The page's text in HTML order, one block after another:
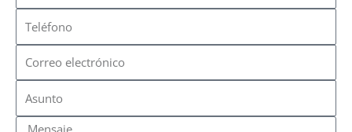
Apellidos
electrónico
Mensaje